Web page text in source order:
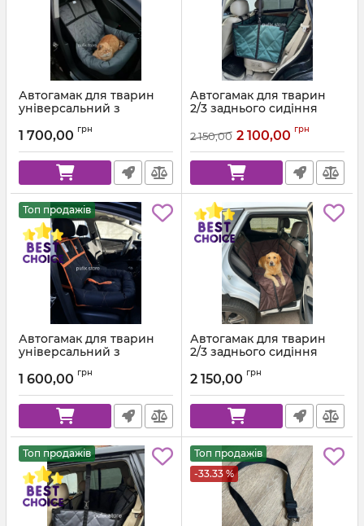
Автогамак для тварин
універсальний з
Чорна стропа
1 700,00 грн
Автогамак для тварин
2/3 заднього сидіння
Чорна стропа
2 150,00 2 100,00 грн
Топ продажів
Автогамак для тварин
універсальний з
Помаранчева стропа
1 600,00 грн
Автогамак для тварин
2/3 заднього сидіння
стропа
2 150,00 грн
Топ продажів
Топ продажів
-33.33 %